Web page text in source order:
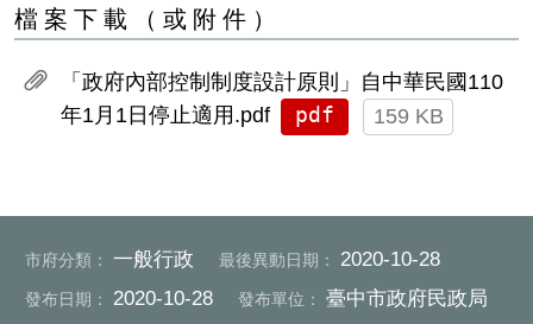
檔案下載（或附件）
「政府內部控制制度設計原則」自中華民國110
年1月1日停止適用.pdf
pdf 159 KB
市府分類： 一般行政 最後異動日期： 2020-10-28
發布日期： 2020-10-28 發布單位： 臺中市政府民政局